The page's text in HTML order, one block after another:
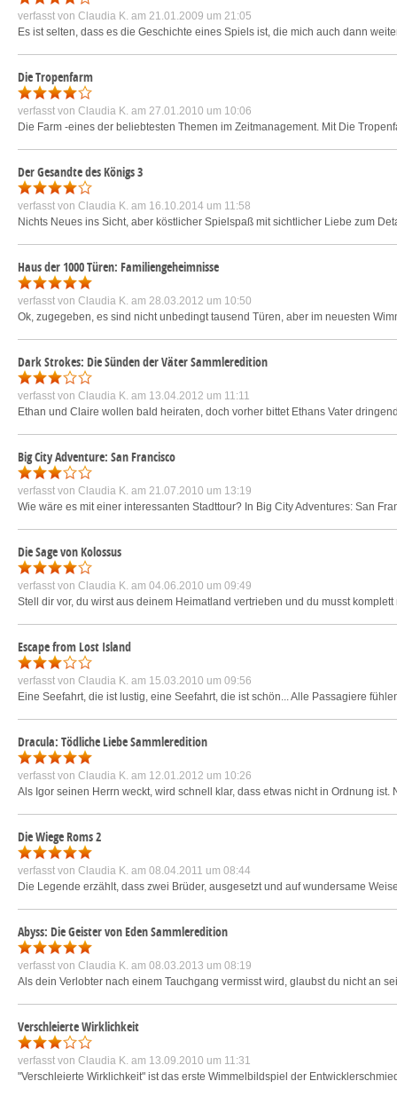
verfasst von Claudia K. am 21.01.2009 um 21:05
Es ist selten, dass es die Geschichte eines Spiels ist, die mich auch dann
Die Tropenfarm
verfasst von Claudia K. am 27.01.2010 um 10:06
Die Farm -eines der beliebtesten Themen im Zeitmanagement. Mit Die
Der Gesandte des Königs 3
verfasst von Claudia K. am 16.10.2014 um 11:58
Nichts Neues ins Sicht, aber köstlicher Spielspaß mit sichtlicher Liebe zum
Haus der 1000 Türen: Familiengeheimnisse
verfasst von Claudia K. am 28.03.2012 um 10:50
Ok, zugegeben, es sind nicht unbedingt tausend Türen, aber im neuesten
Dark Strokes: Die Sünden der Väter Sammleredition
verfasst von Claudia K. am 13.04.2012 um 11:11
Ethan und Claire wollen bald heiraten, doch vorher bittet Ethans Vater
Big City Adventure: San Francisco
verfasst von Claudia K. am 21.07.2010 um 13:19
Wie wäre es mit einer interessanten Stadttour? In Big City Adventures: San
Die Sage von Kolossus
verfasst von Claudia K. am 04.06.2010 um 09:49
Stell dir vor, du wirst aus deinem Heimatland vertrieben und du musst
Escape from Lost Island
verfasst von Claudia K. am 15.03.2010 um 09:56
Eine Seefahrt, die ist lustig, eine Seefahrt, die ist schön... Alle Passagiere
Dracula: Tödliche Liebe Sammleredition
verfasst von Claudia K. am 12.01.2012 um 10:26
Als Igor seinen Herrn weckt, wird schnell klar, dass etwas nicht in Ordnung
Die Wiege Roms 2
verfasst von Claudia K. am 08.04.2011 um 08:44
Die Legende erzählt, dass zwei Brüder, ausgesetzt und auf wundersame
Abyss: Die Geister von Eden Sammleredition
verfasst von Claudia K. am 08.03.2013 um 08:19
Als dein Verlobter nach einem Tauchgang vermisst wird, glaubst du nicht an
Verschleierte Wirklichkeit
verfasst von Claudia K. am 13.09.2010 um 11:31
"Verschleierte Wirklichkeit" ist das erste Wimmelbildspiel der